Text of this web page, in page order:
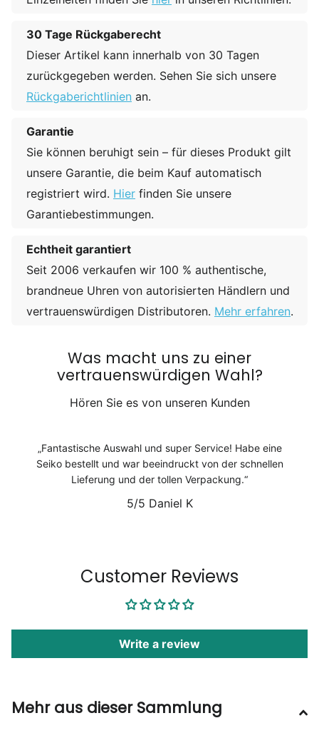
30 Tage Rückgaberecht
Dieser Artikel kann innerhalb von 30 Tagen
zurückgegeben werden. Sehen Sie sich unsere
Rückgaberichtlinien an.
Garantie
Sie können beruhigt sein – für dieses Produkt gilt
unsere Garantie, die beim Kauf automatisch
registriert wird. Hier finden Sie unsere
Garantiebestimmungen.
Echtheit garantiert
Seit 2006 verkaufen wir 100 % authentische,
brandneue Uhren von autorisierten Händlern und
vertrauenswürdigen Distributoren. Mehr erfahren.
Was macht uns zu einer
vertrauenswürdigen Wahl?
Hören Sie es von unseren Kunden
Fantastische Auswahl und super Service! Habe eine
Seiko bestellt und war beeindruckt von der schnellen
Lieferung und der tollen Verpackung.
5/5 Daniel K
Customer Reviews
Write a review
Mehr aus dieser Sammlung